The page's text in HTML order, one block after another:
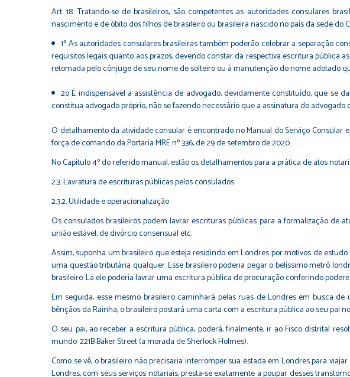
Art. 18. Tratando-se de brasileiros, são competentes as autoridades consulares
nascimento e de óbito dos filhos de brasileiro ou brasileira nascido no país da sede do
1º As autoridades consulares brasileiras também poderão celebrar a separação
requisitos legais quanto aos prazos, devendo constar da respectiva escritura pública
retomada pelo cônjuge de seu nome de solteiro ou à manutenção do nome adotado
2o É indispensável a assistência de advogado, devidamente constituído, que se
constitua advogado próprio, não se fazendo necessário que a assinatura do advogado
O detalhamento da atividade consular é encontrado no Manual do Serviço Consular
força de comando da Portaria MRE nº 336, de 29 de setembro de 2020.
No Capítulo 4º do referido manual, estão os detalhamentos para a prática de atos
2.3. Lavratura de escrituras públicas pelos consulados
2.3.2. Utilidade e operacionalização
Os consulados brasileiros podem lavrar escrituras públicas para a formalização de
união estável, de divórcio consensual etc.
Assim, suponha um brasileiro que esteja residindo em Londres por motivos de
uma questão tributária qualquer. Esse brasileiro poderia pegar o belíssimo metrô
brasileiro. Lá ele poderia lavrar uma escritura pública de procuração conferindo
Em seguida, esse mesmo brasileiro caminhará pelas ruas de Londres em busca
bênçãos da Rainha, o brasileiro postará uma carta com a escritura pública ao seu pai
O seu pai, ao receber a escritura pública, poderá, finalmente, ir ao Fisco distrital
mundo: 221B Baker Street (a morada de Sherlock Holmes).
Como se vê, o brasileiro não precisaria interromper sua estada em Londres para
Londres, com seus serviços notariais, presta-se exatamente a poupar desses